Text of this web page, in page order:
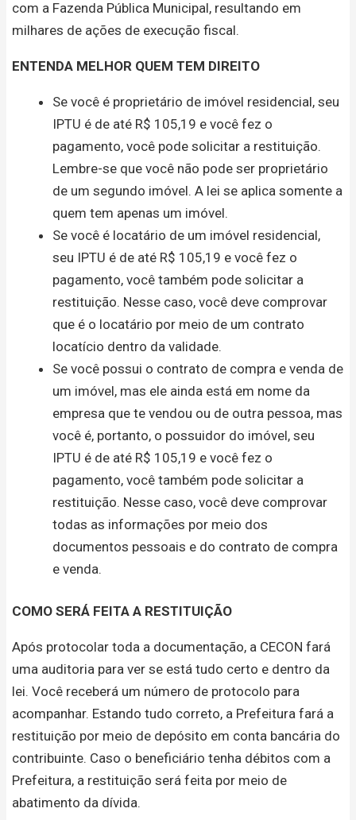
com a Fazenda Pública Municipal, resultando em
milhares de ações de execução fiscal.
ENTENDA MELHOR QUEM TEM DIREITO
Se você é proprietário de imóvel residencial, seu
IPTU é de até R$ 105,19 e você fez o
pagamento, você pode solicitar a restituição.
Lembre-se que você não pode ser proprietário
de um segundo imóvel. A lei se aplica somente a
quem tem apenas um imóvel.
Se você é locatário de um imóvel residencial,
seu IPTU é de até R$ 105,19 e você fez o
pagamento, você também pode solicitar a
restituição. Nesse caso, você deve comprovar
que é o locatário por meio de um contrato
locatício dentro da validade.
Se você possui o contrato de compra e venda de
um imóvel, mas ele ainda está em nome da
empresa que te vendou ou de outra pessoa, mas
você é, portanto, o possuidor do imóvel, seu
IPTU é de até R$ 105,19 e você fez o
pagamento, você também pode solicitar a
restituição. Nesse caso, você deve comprovar
todas as informações por meio dos
documentos pessoais e do contrato de compra
e venda.
COMO SERÁ FEITA A RESTITUIÇÃO
Após protocolar toda a documentação, a CECON fará
uma auditoria para ver se está tudo certo e dentro da
lei. Você receberá um número de protocolo para
acompanhar. Estando tudo correto, a Prefeitura fará a
restituição por meio de depósito em conta bancária do
contribuinte. Caso o beneficiário tenha débitos com a
Prefeitura, a restituição será feita por meio de
abatimento da dívida.